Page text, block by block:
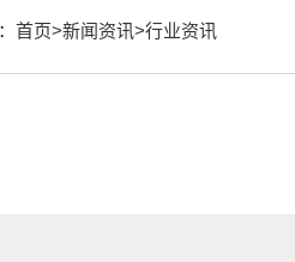
首页>新闻资讯>行业资讯